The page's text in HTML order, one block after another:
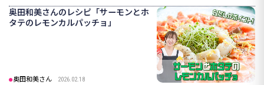
奥田和美さんのレシピ「サーモンとホ
タテのレモンカルパッチョ」
奥田和美さん 2026.02.18